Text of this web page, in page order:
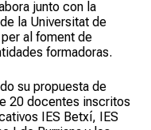
junto con la
la Universitat de
al foment de
formadoras.
su propuesta de
20 docentes inscritos
IES Betxí, IES